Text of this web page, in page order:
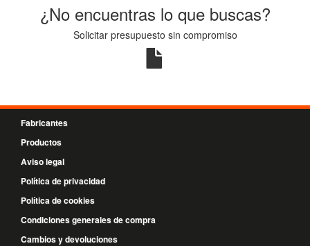
¿No encuentras lo que buscas?
Solicitar presupuesto sin compromiso
Fabricantes
Productos
Aviso legal
Política de privacidad
Política de cookies
Condiciones generales de compra
Cambios y devoluciones